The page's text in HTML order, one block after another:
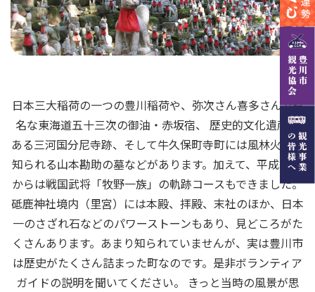
日本三大稲荷の一つの豊川稲荷や、弥次さん喜多さんで有
名な東海道五十三次の御油・赤坂宿、 歴史的文化遺産で
ある三河国分尼寺跡、そして牛久保町寺町には風林火山で
知られる山本勘助の墓などがあります。加えて、平成29年
からは戦国武将「牧野一族」の軌跡コースもできました。
砥鹿神社境内（里宮）には本殿、拝殿、末社のほか、日本
一のさざれ石などのパワーストーンもあり、見どころがた
くさんあります。あまり知られていませんが、実は豊川市
は歴史がたくさん詰まった町なのです。是非ボランティア
ガイドの説明を聞いてください。 きっと当時の風景が思